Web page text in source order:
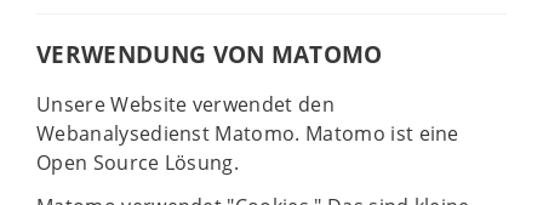
VERWENDUNG VON MATOMO
Unsere Website verwendet den
Webanalysedienst Matomo. Matomo ist eine
Open Source Lösung.